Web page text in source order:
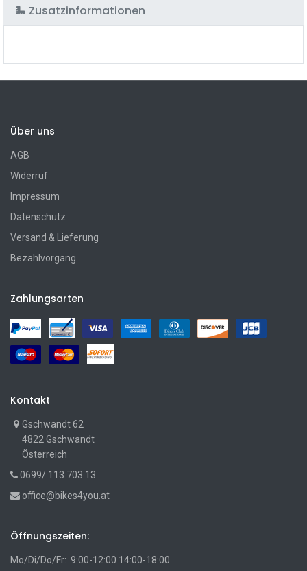
Zusatzinformationen
Über uns
AGB
Widerruf
Impressum
Datenschutz
Versand & Lieferung
Bezahlvorgang
Zahlungsarten
Kontakt
Gschwandt 62
4822 Gschwandt
Österreich
0699/ 113 703 13
office@bikes4you.at
Öffnungszeiten:
Mo/Di/Do/Fr: 9:00-12:00 14:00-18:00